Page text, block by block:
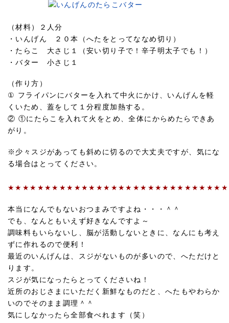
（材料）２人分
・いんげん ２０本（へたをとってななめ切り）
・たらこ 大さじ１（安い切り子で！辛子明太子でも！）
・バター 小さじ１
（作り方）
① フライパンにバターを入れて中火にかけ、いんげんを軽
くいため、蓋をして１分程度加熱する。
② ①にたらこを入れて火をとめ、全体にからめたらできあ
がり。
※少々スジがあっても斜めに切るので大丈夫ですが、気にな
る場合はとってください。
本当になんでもないおつまみですよね・・・＾＾
でも、なんともいえず好きなんですよ～
調味料もいらないし、脳が活動しないときに、なんにも考え
ずに作れるので便利！
最近のいんげんは、スジがないものが多いので、へただけと
ります。
スジが気になったらとってくださいね！
近所のおじさまにいただく新鮮なものだと、へたもやわらか
いのでそのまま調理＾＾
気にしなかったら全部食べれます（笑）